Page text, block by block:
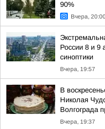
90%
Вчера,
России 8 и 9
синоптики
Вчера, 19:57
В
Николая
Волгограда
Вчера, 19:37